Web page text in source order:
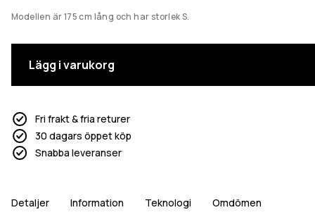
Modellen är 175 cm lång och har storlek S.
Lägg i varukorg
Fri frakt & fria returer
30 dagars öppet köp
Snabba leveranser
Detaljer Information Teknologi Omdömen